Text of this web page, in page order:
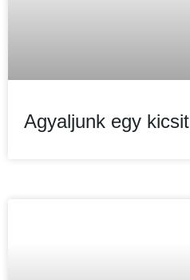
Agyaljunk egy kicsit